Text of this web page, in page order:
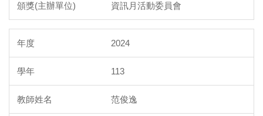
資訊月活動委員會
2024
113
范俊逸